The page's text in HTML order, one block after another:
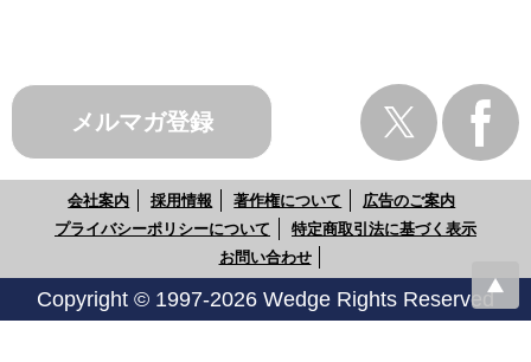
メルマガ登録
会社案内 採用情報 著作権について
広告のご案内
プライバシーポリシーについて
特定商取引法に基づく表示
お問い合わせ
Copyright © 1997-2026 Wedge Rights Reserved